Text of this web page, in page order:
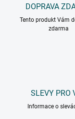
DOPRAVA
Tento produkt Vám
zdarma
SLEVY PRO
Informace o